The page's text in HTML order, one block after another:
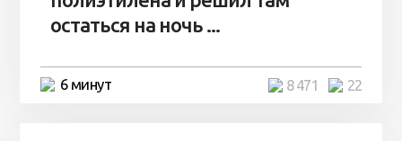
остаться на ночь ...
6 минут 22
8 471